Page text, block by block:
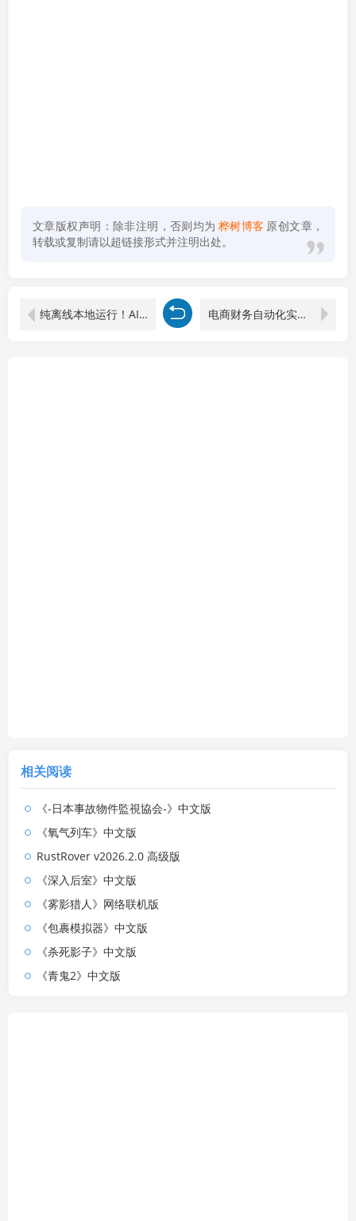
文章版权声明：除非注明，否则均为 桦树博客 原创文章，
转载或复制请以超链接形式并注明出处。
纯离线本地运行！AI一键人物lian部替换软件，支持图片换lian，效果逼真，最便捷换lian工具FaceSwap 电商财务自动化实操课：Excel+影刀双工具，从数据清洗到一键对账全流程落地
相关阅读
《-日本事故物件監視協会-》中文版
《氧气列车》中文版
RustRover v2026.2.0 高级版
《深入后室》中文版
《雾影猎人》网络联机版
《包裹模拟器》中文版
《杀死影子》中文版
《青鬼2》中文版